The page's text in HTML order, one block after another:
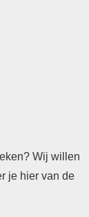
Wij willen
je hier van de